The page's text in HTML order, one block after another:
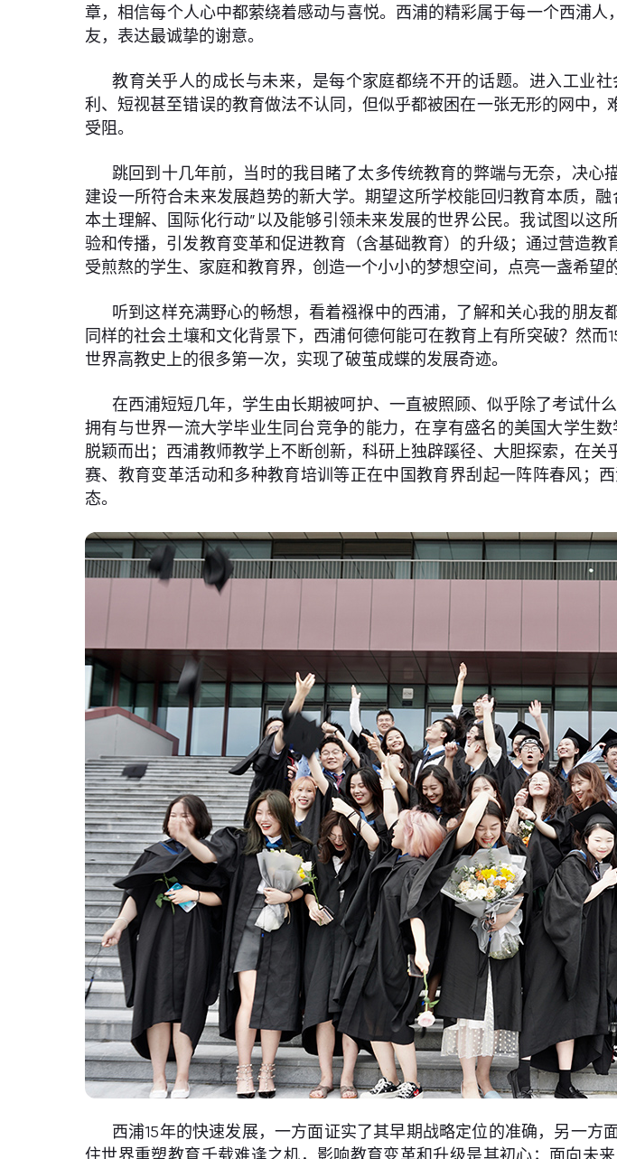
章，相信每个人心中都萦绕着感动与喜悦。西浦的精彩属于每一个西浦
友，表达最诚挚的谢意。
教育关乎人的成长与未来，是每个家庭都绕不开的话题。进入工业
利、短视甚至错误的教育做法不认同，但似乎都被困在一张无形的网中
受阻。
跳回到十几年前，当时的我目睹了太多传统教育的弊端与无奈，决心
建设一所符合未来发展趋势的新大学。期望这所学校能回归教育本质，
本土理解、国际化行动”以及能够引领未来发展的世界公民。我试图以
验和传播，引发教育变革和促进教育（含基础教育）的升级；通过营造
受煎熬的学生、家庭和教育界，创造一个小小的梦想空间，点亮一盏希望
听到这样充满野心的畅想，看着襁褓中的西浦，了解和关心我的朋
同样的社会土壤和文化背景下，西浦何德何能可在教育上有所突破？然
世界高教史上的很多第一次，实现了破茧成蝶的发展奇迹。
在西浦短短几年，学生由长期被呵护、一直被照顾、似乎除了考试什
拥有与世界一流大学毕业生同台竞争的能力，在享有盛名的美国大学生
脱颖而出；西浦教师教学上不断创新，科研上独辟蹊径、大胆探索，在
赛、教育变革活动和多种教育培训等正在中国教育界刮起一阵阵春风；
态。
西浦15年的快速发展，一方面证实了其早期战略定位的准确，另一
住世界重塑教育千载难逢之机，影响教育变革和升级是其初心；面向未